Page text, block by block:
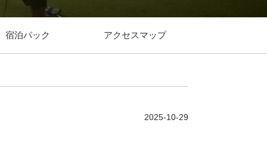
宿泊パック アクセスマップ
2025-10-29